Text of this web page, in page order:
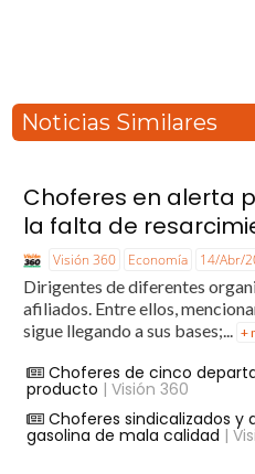
Noticias Similares
Choferes en alerta
la falta de
Visión 360 Economía 14/Abr/
Dirigentes de diferentes
afiliados. Entre ellos,
sigue llegando a sus bases;...
+
Choferes de cinco
producto | Visión 360
Choferes sindicalizados y
gasolina de mala calidad |